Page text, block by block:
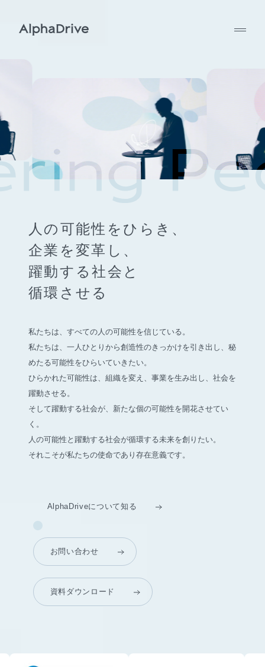
人の可能性をひらき、
企業を変革し、
躍動する社会と
循環させる
私たちは、すべての人の可能性を信じている。
私たちは、一人ひとりから創造性のきっかけを引き出し、 秘
めたる可能性をひらいていきたい。
ひらかれた可能性は、組織を変え、事業を生み出し、社会を
躍動させる。
そして躍動する社会が、新たな個の可能性を開花させてい
く。
人の可能性と躍動する社会が循環する未来を創りたい。
それこそが私たちの使命であり存在意義です。
AlphaDriveについて知る
お問い合わせ
資料ダウンロード